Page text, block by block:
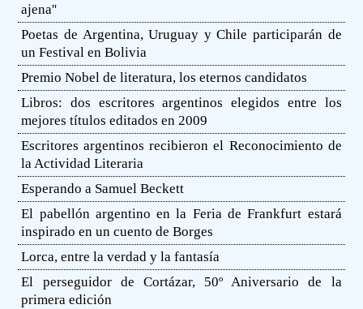
ajena''
Poetas de Argentina, Uruguay y Chile participarán de
un Festival en Bolivia
Premio Nobel de literatura, los eternos candidatos
Libros: dos escritores argentinos elegidos entre los
mejores títulos editados en 2009
Escritores argentinos recibieron el Reconocimiento de
la Actividad Literaria
Esperando a Samuel Beckett
El pabellón argentino en la Feria de Frankfurt estará
inspirado en un cuento de Borges
Lorca, entre la verdad y la fantasía
El perseguidor de Cortázar, 50º Aniversario de la
primera edición